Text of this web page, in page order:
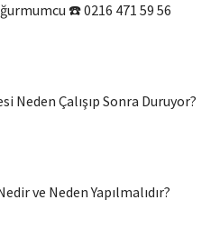
☎️ 0216 471 59 56
Neden Çalışıp Sonra Duruyor?
ve Neden Yapılmalıdır?